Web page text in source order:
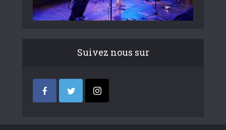
Suivez nous sur